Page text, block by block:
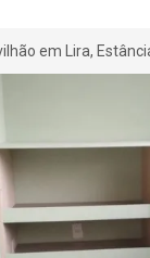
em Lira,